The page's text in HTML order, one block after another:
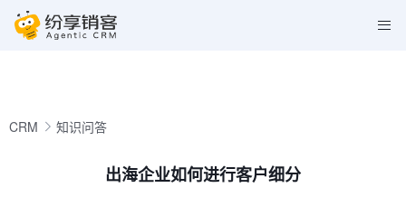
CRM 知识问答
出海企业如何进行客户细分